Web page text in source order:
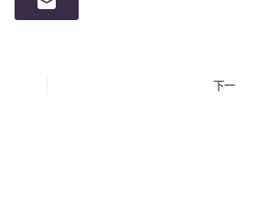
下一